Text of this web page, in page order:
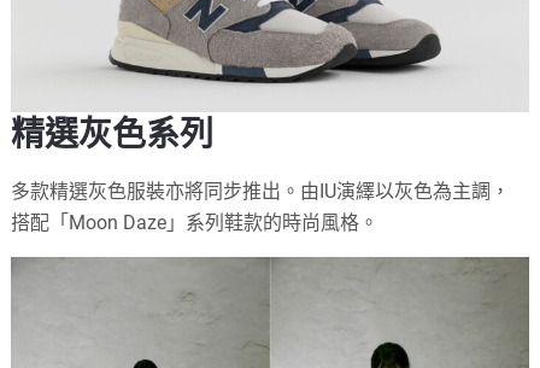
精選灰色系列
多款精選灰色服裝亦將同步推出。由IU演繹以灰色為主調，
搭配「Moon Daze」系列鞋款的時尚風格。